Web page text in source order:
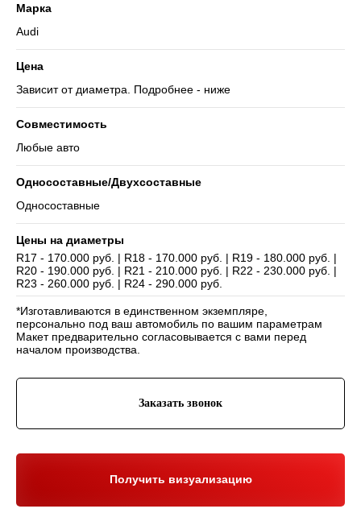
Марка
Audi
Цена
Зависит от диаметра. Подробнее - ниже
Совместимость
Любые авто
Односоставные/Двухсоставные
Односоставные
Цены на диаметры
R17 - 170.000 руб. | R18 - 170.000 руб. | R19 - 180.000 руб. |
R20 - 190.000 руб. | R21 - 210.000 руб. | R22 - 230.000 руб. |
R23 - 260.000 руб. | R24 - 290.000 руб.
*Изготавливаются в единственном экземпляре,
персонально под ваш автомобиль по вашим параметрам
Макет предварительно согласовывается с вами перед
началом производства.
Заказать звонок
Получить визуализацию
WHEELS CLUB - БОЛЬШЕ,
Политика обработки
персональных данных
Навигация
Ежедневно 10:00-21:00
Каталог
Партнерам
Контакты
Youtube
Telegram
Нельзяграм
Drive2